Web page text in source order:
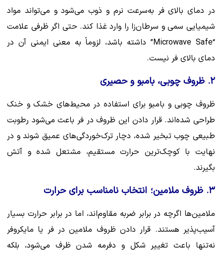
در دمای بالای فر به‌سرعت نرم و ذوب می‌شود و می‌تواند مواد
شیمیایی سمی و سرطان‌زا را وارد غذا کند. حتی اگر ظرفی علامت
“Microwave Safe” داشته باشد، لزوماً به معنی ایمنی آن در
دمای بالای فر نیست.
۲. ظروف چوبی، بامبو و حصیری
ظروف چوبی و بامبو برای استفاده در محیط‌های خشک و خنک
طراحی شده‌اند. قرار دادن این ظروف در فر باعث می‌شود رطوبت
طبیعی چوب تبخیر شده، دچار ترک‌خوردگی‌های عمیق شوند و در
نهایت با کوچک‌ترین حرارت مستقیم، مشتعل شده و آتش
بگیرند.
۳. ظروف ملامین؛ انتخاب نامناسب برای حرارت
ملامین‌ها اگرچه در برابر ضربه مقاوم‌اند، اما در برابر حرارت بسیار
آسیب‌پذیر هستند. قرار دادن ظروف ملامین در فر یا مایکروفر
نه‌تنها باعث تغییر شکل و دفرمه شدن ظرف می‌شود، بلکه